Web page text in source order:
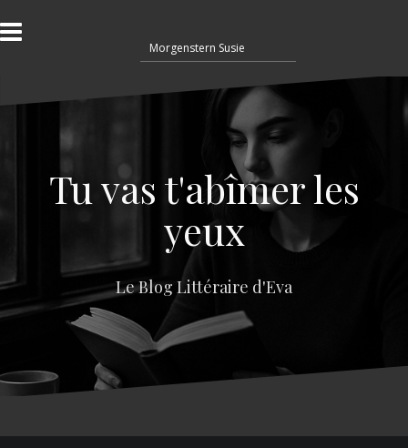
l
a
e
e
Tu vas t'abîmer les
yeux
Le Blog Littéraire d'Eva